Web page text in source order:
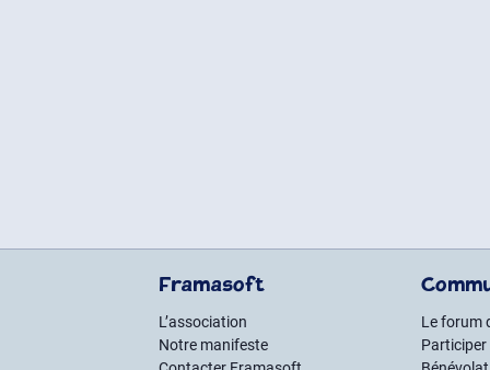
Framasoft
L’association
Notre manifeste
Le forum
Participer